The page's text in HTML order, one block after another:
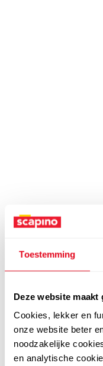
Toestemming
Deze website
Cookies, lekker en
onze website beter
noodzakelijke
en analytische